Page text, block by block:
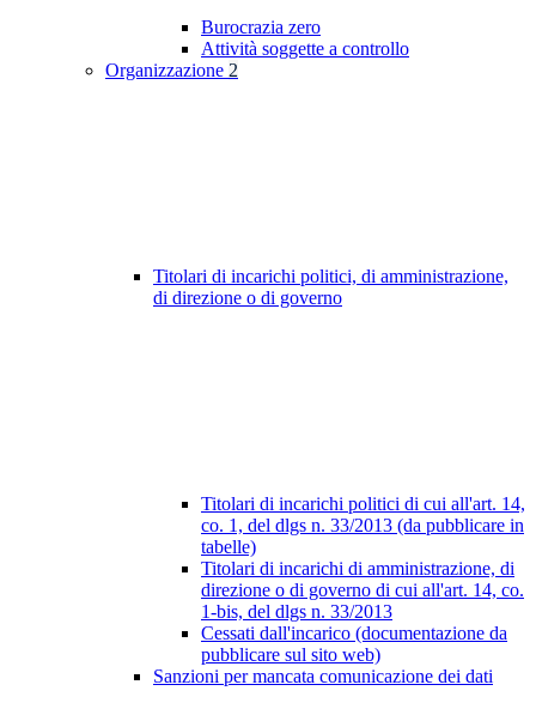
Burocrazia zero
Attività soggette a controllo
Organizzazione 2
Titolari di incarichi politici, di amministrazione,
di direzione o di governo
Titolari di incarichi politici di cui all'art. 14,
co. 1, del dlgs n. 33/2013 (da pubblicare in
tabelle)
Titolari di incarichi di amministrazione, di
direzione o di governo di cui all'art. 14, co.
1-bis, del dlgs n. 33/2013
Cessati dall'incarico (documentazione da
pubblicare sul sito web)
Sanzioni per mancata comunicazione dei dati